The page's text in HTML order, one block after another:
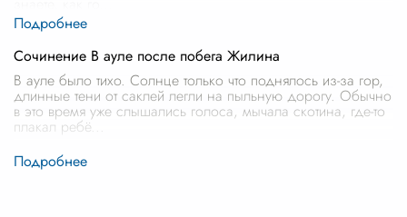
Сочинение В ауле после побега Жилина
В ауле было тихо. Солнце только что поднялось из-за гор,
длинные тени от саклей легли на пыльную дорогу. Обычно
в это время уже слышались голоса, мычала скотина, где-то
плакал ребё